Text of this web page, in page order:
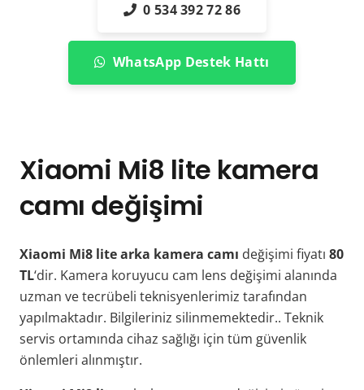
0 534 392 72 86
WhatsApp Destek Hattı
Xiaomi Mi8 lite kamera
camı değişimi
Xiaomi Mi8 lite arka kamera camı değişimi fiyatı 80
TL‘dir. Kamera koruyucu cam lens değişimi alanında
uzman ve tecrübeli teknisyenlerimiz tarafından
yapılmaktadır. Bilgileriniz silinmemektedir.. Teknik
servis ortamında cihaz sağlığı için tüm güvenlik
önlemleri alınmıştır.